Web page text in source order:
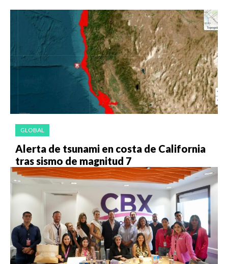
GLOBAL
Alerta de tsunami en costa de California
tras sismo de magnitud 7